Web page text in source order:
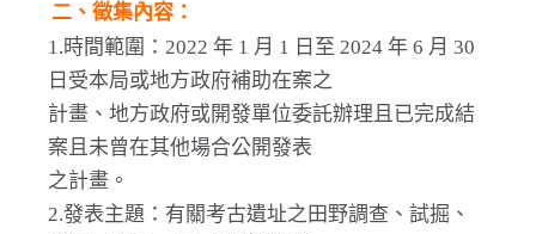
二、徵集內容：
1.時間範圍：2022 年 1 月 1 日至 2024 年 6 月 30
日受本局或地方政府補助在案之
計畫、地方政府或開發單位委託辦理且已完成結
案且未曾在其他場合公開發表
之計畫。
2.發表主題：有關考古遺址之田野調查、試掘、